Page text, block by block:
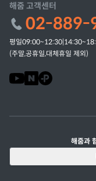
해줌 고객센터
02-889-
평일
(주말,공휴일,대체휴일 제외)
해줌과